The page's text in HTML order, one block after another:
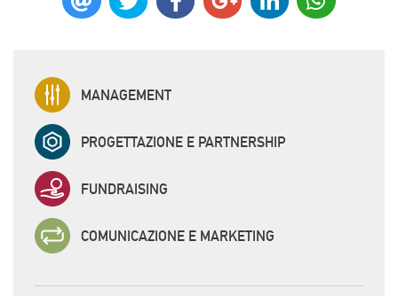
MANAGEMENT
PROGETTAZIONE E PARTNERSHIP
FUNDRAISING
COMUNICAZIONE E MARKETING